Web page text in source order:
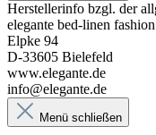
Herstellerinfo bzgl. der
elegante bed-linen
Elpke 94
D-33605 Bielefeld
www.elegante.de
info@elegante.de
Menü schließen